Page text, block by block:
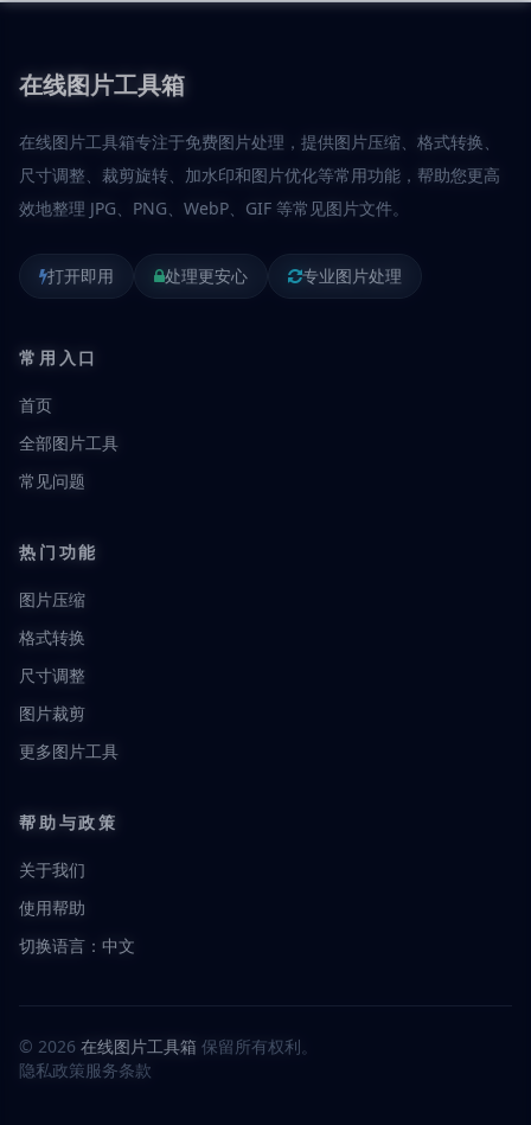
在线图片工具箱
在线图片工具箱专注于免费图片处理，提供图片压缩、格式转换、
尺寸调整、裁剪旋转、加水印和图片优化等常用功能，帮助您更高
效地整理 JPG、PNG、WebP、GIF 等常见图片文件。
打开即用 处理更安心 专业图片处理
常用入口
首页
全部图片工具
常见问题
热门功能
图片压缩
格式转换
尺寸调整
图片裁剪
更多图片工具
帮助与政策
关于我们
使用帮助
切换语言：中文
© 2026 在线图片工具箱 保留所有权利。
隐私政策服务条款